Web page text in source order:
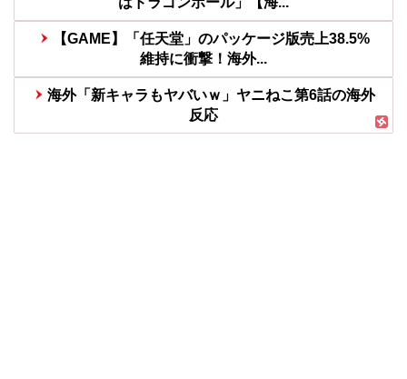
【GAME】「任天堂」のパッケージ版売上38.5%
維持に衝撃！海外...
海外「新キャラもヤバいｗ」ヤニねこ第6話の海外
反応